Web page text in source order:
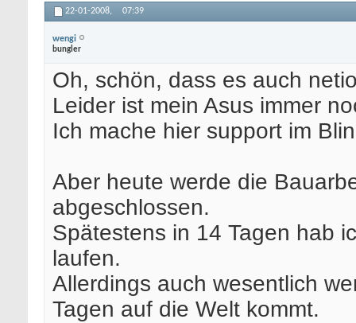
22-01-2008, 07:39
wengi
bungler
Oh, schön, dass es auch
Leider ist mein Asus immer
Ich mache hier support im
Aber heute werde die
abgeschlossen.
Spätestens in 14 Tagen hab
laufen.
Allerdings auch wesentlich
Tagen auf die Welt kommt.